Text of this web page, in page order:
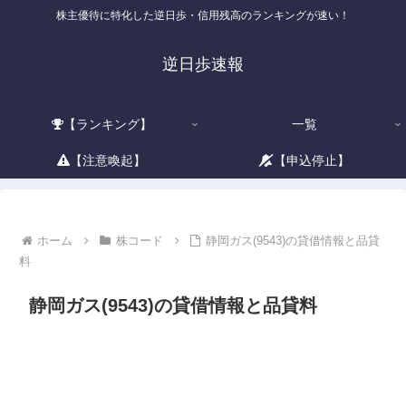
株主優待に特化した逆日歩・信用残高のランキングが速い！
逆日歩速報
【ランキング】 一覧
【注意喚起】 【申込停止】
ホーム 株コード
静岡ガス(9543)の貸借情報と品貸
料
静岡ガス(9543)の貸借情報と品貸料